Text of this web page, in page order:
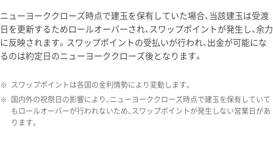
ニューヨーククローズ時点で建玉を保有していた場合、当該建玉は受渡
日を更新するためロールオーバーされ、スワップポイントが発生し、余力
に反映されます。スワップポイントの受払いが行われ、出金が可能にな
るのは約定日のニューヨーククローズ後となります。
※ スワップポイントは各国の金利情勢により変動します。
※
国内外の祝祭日の影響により、ニューヨーククローズ時点で建玉を保有していて
もロールオーバーが行われないため、スワップポイントが発生しない営業日があ
ります。